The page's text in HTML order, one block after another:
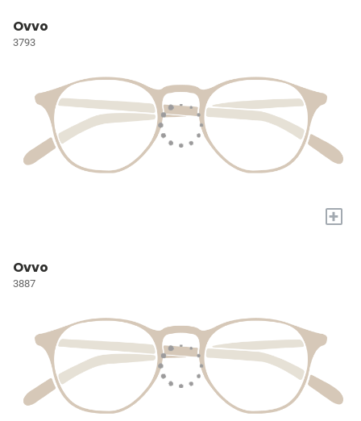
Ovvo
3793
+
Ovvo
3887